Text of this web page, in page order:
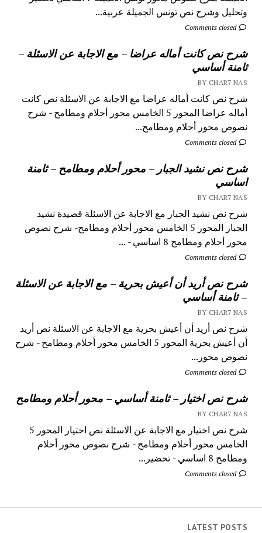
وتحليل وشرح نص تونس الجميلة عربية...
Comments closed
شرح نص كانت أماله عراضا – مع الاجابة عن الاسئلة –
ثامنة أساسي
BY CHAR7 NAS
شرح نص كانت أماله عراضا مع الاجابة عن الاسئلة نص كانت
أماله عراضا المحور 5 الخامس محور أحلام ومطامح - شرح
نصوص محور أحلام ومطامح...
Comments closed
شرح نص نشيد الجبار – محور أحلام ومطامح – ثامنة
اساسي
BY CHAR7 NAS
شرح نص نشيد الجبار مع الاجابة عن الاسئلة قصيدة نشيد
الجبار المحور 5 الخامس محور أحلام ومطامح- شرح نصوص
محور أحلام ومطامح 8 اساسي - ...
Comments closed
شرح نص أريد أن أعيش بحرية – مع الاجابة عن الاسئلة
– ثامنة أساسي
BY CHAR7 NAS
شرح نص أريد أن أعيش بحرية مع الاجابة عن الاسئلة نص أريد
أن أعيش بحرية المحور 5 الخامس محور أحلام ومطامح - شرح
نصوص محور...
Comments closed
شرح نص اختيار – ثامنة أساسي – محور أحلام ومطامح
BY CHAR7 NAS
شرح نص اختيار مع الاجابة عن الاسئلة نص اختيار المحور 5
الخامس محور أحلام ومطامح - شرح نصوص محور أحلام
ومطامح 8 اساسي - تحضير...
Comments closed
LATEST POSTS